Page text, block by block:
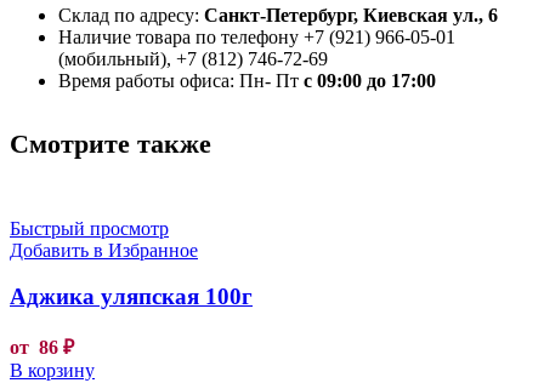
Склад по адресу: Санкт-Петербург, Киевская ул., 6
Наличие товара по телефону +7 (921) 966-05-01
(мобильный), +7 (812) 746-72-69
Время работы офиса: Пн- Пт с 09:00 до 17:00
Смотрите также
Быстрый просмотр
Добавить в Избранное
Аджика уляпская 100г
от 86 ₽
В корзину